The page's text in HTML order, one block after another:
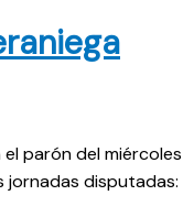
parón del
jornadas disputadas: